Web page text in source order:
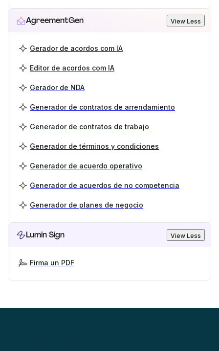
AgreementGen View Less
Gerador de acordos com IA
Editor de acordos com IA
Gerador de NDA
Generador de contratos de arrendamiento
Generador de contratos de trabajo
Generador de términos y condiciones
Generador de acuerdo operativo
Generador de acuerdos de no competencia
Generador de planes de negocio
Lumin Sign View Less
Firma un PDF